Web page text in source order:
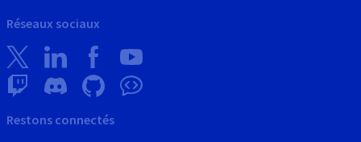
Réseaux sociaux
Restons connectés